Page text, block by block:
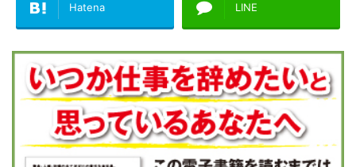
Hatena LINE